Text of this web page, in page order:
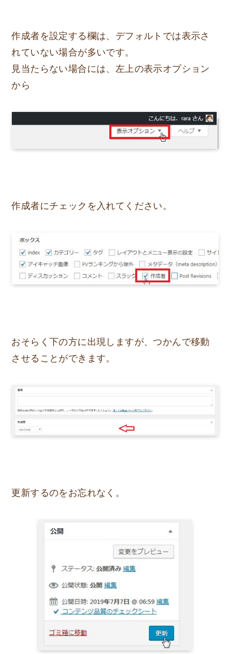
作成者を設定する欄は、デフォルトでは表示さ
れていない場合が多いです。
見当たらない場合には、左上の表示オプション
から
作成者にチェックを入れてください。
おそらく下の方に出現しますが、つかんで移動
させることができます。
更新するのをお忘れなく。